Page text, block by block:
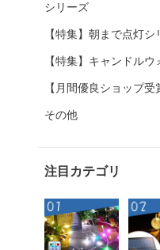
シリーズ
【特集】朝まで点灯シ
【特集】キャンドルウ
【月間優良ショップ受
その他
注目カテゴリ